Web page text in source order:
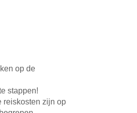
op de
stappen!
reiskosten zijn op